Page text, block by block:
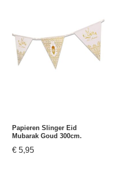
Papieren Slinger Eid
Mubarak Goud 300cm.
€ 5,95